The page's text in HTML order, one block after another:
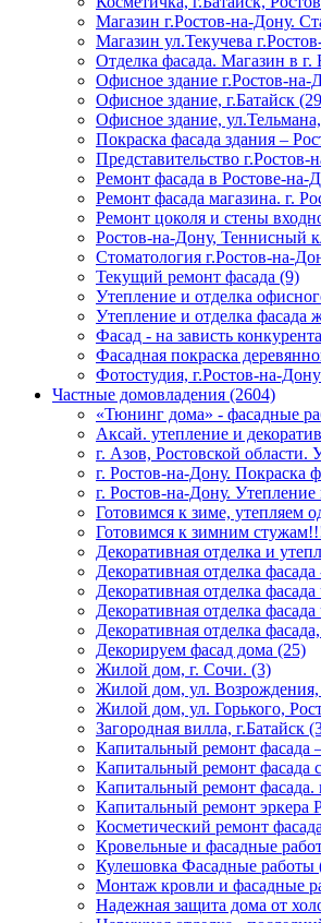
Магазин г.Ростов-на-Дону.
Магазин ул.Текучева
Отделка фасада. Магазин в г.
Офисное здание г.Ростов-на-
Офисное здание, г.Батайск
Офисное здание,
Покраска фасада здания –
Представительство
Ремонт фасада в Ростове-на-
Ремонт фасада магазина. г.
Ремонт цоколя и стены
Ростов-на-Дону, Теннисный
Стоматология г.Ростов-на-
Текущий ремонт фасада (9)
Утепление и отделка
Утепление и отделка фасада
Фасад - на зависть
Фасадная покраска
Фотостудия, г.Ростов-на-
Частные домовладения (2604)
«Тюнинг дома» - фасадные
Аксай. утепление и
г. Азов, Ростовской
г. Ростов-на-Дону. Покраска
г. Ростов-на-Дону.
Готовимся к зиме, утепляем
Готовимся к зимним
Декоративная отделка и
Декоративная отделка
Декоративная отделка
Декоративная отделка
Декоративная отделка
Декорируем фасад дома (25)
Жилой дом, г. Сочи. (3)
Жилой дом, ул.
Жилой дом, ул. Горького,
Загородная вилла, г.Батайск
Капитальный ремонт фасада
Капитальный ремонт фасада
Капитальный ремонт фасада.
Капитальный ремонт эркера
Косметический ремонт
Кровельные и фасадные
Кулешовка Фасадные работы
Монтаж кровли и фасадные
Надежная защита дома от